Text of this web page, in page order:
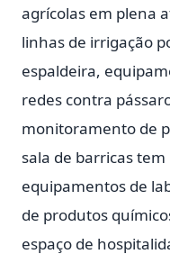
agrícolas em plena
linhas de irrigação
espaldeira,
redes contra
monitoramento de
sala de barricas
equipamentos de
de produtos
espaço de